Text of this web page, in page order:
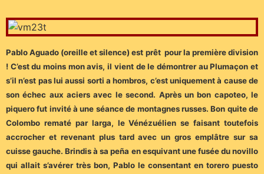
Pablo Aguado (oreille et silence) est prêt pour la première division
! C’est du moins mon avis, il vient de le démontrer au Plumaçon et
s’il n’est pas lui aussi sorti a hombros, c’est uniquement à cause de
son échec aux aciers avec le second. Après un bon capoteo, le
piquero fut invité à une séance de montagnes russes. Bon quite de
Colombo rematé par larga, le Vénézuélien se faisant toutefois
accrocher et revenant plus tard avec un gros emplâtre sur sa
cuisse gauche. Brindis à sa peña en esquivant une fusée du novillo
qui allait s’avérer très bon, Pablo le consentant en torero puesto